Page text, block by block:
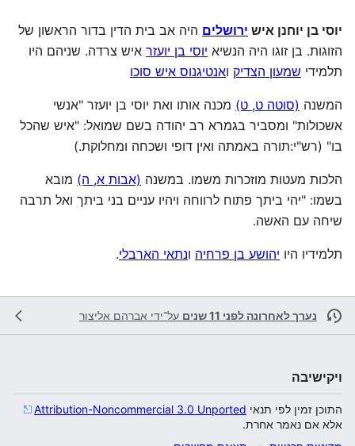
יוסי בן יוחנן איש ירושלים היה אב בית הדין בדור הראשון של
הזוגות. בן זוגו היה הנשיא יוסי בן יועזר איש צרדה. שניהם היו
תלמידי שמעון הצדיק ואנטיגנוס איש סוכו
המשנה (סוטה ט, ט) מכנה אותו ואת יוסי בן יועזר "אנשי
אשכולות" ומסביר בגמרא רב יהודה בשם שמואל: "איש שהכל
בו" (רש"י:תורה באמתה ואין דופי ושכחה ומחלוקת.)
הלכות מעטות מוזכרות משמו. במשנה (אבות א, ה) מובא
בשמו: "יהי ביתך פתוח לרווחה ויהיו עניים בני ביתך ואל תרבה
שיחה עם האשה.
תלמידיו היו יהושע בן פרחיה ונתאי הארבלי.
נערך לאחרונה לפני 11 שנים על־ידי אברהם אליצור
ויקישיבה
התוכן זמין לפי תנאי Attribution-Noncommercial 3.0 Unported
אלא אם נאמר אחרת.